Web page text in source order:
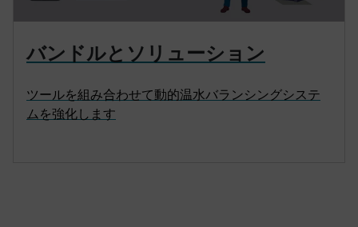
バンドルとソリューション
ツールを組み合わせて動的温水バランシングシステ
ムを強化します